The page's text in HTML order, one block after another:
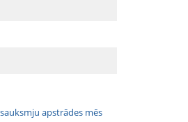
apstrādes mēs